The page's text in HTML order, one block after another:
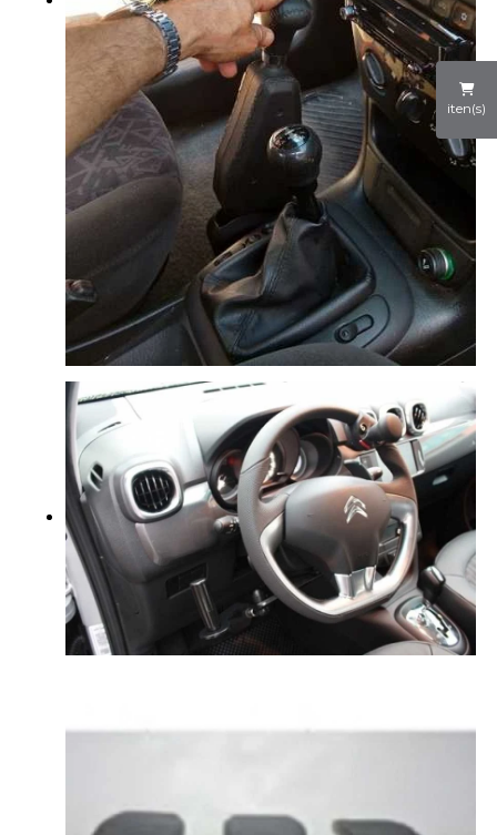
iten(s)